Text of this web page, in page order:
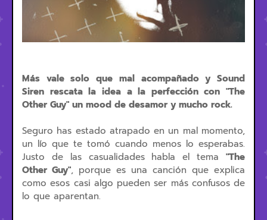
Más vale solo que mal acompañado y Sound
Siren rescata la idea a la perfección con "The
Other Guy" un mood de desamor y mucho rock.
Seguro has estado atrapado en un mal momento,
un lío que te tomó cuando menos lo esperabas.
Justo de las casualidades habla el tema "The
Other Guy", porque es una canción que explica
como esos casi algo pueden ser más confusos de
lo que aparentan.